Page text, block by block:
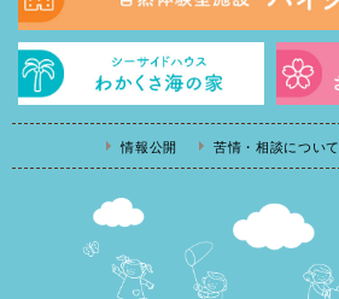
情報公開 苦情・相談について